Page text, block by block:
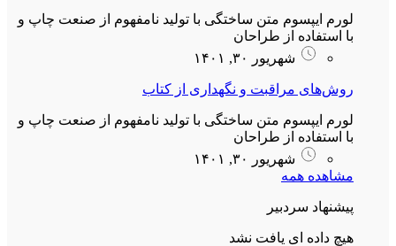
لورم ایپسوم متن ساختگی با تولید نامفهوم از صنعت چاپ و
با استفاده از طراحان
شهریور ۳۰, ۱۴۰۱
روش‌های مراقبت و نگهداری از کتاب
لورم ایپسوم متن ساختگی با تولید نامفهوم از صنعت چاپ و
با استفاده از طراحان
شهریور ۳۰, ۱۴۰۱
مشاهده همه
پیشنهاد سردبیر
هیچ داده ای یافت نشد